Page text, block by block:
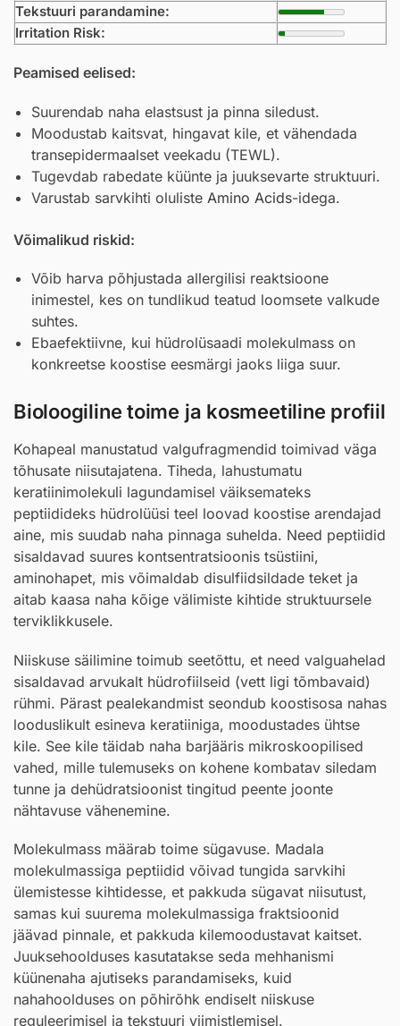
Tekstuuri parandamine:
Irritation Risk:
Peamised eelised:
Suurendab naha elastsust ja pinna siledust.
Moodustab kaitsvat, hingavat kile, et vähendada
transepidermaalset veekadu (TEWL).
Tugevdab rabedate küünte ja juuksevarte struktuuri.
Varustab sarvkihti oluliste Amino Acids-idega.
Võimalikud riskid:
Võib harva põhjustada allergilisi reaktsioone
inimestel, kes on tundlikud teatud loomsete valkude
suhtes.
Ebaefektiivne, kui hüdrolüsaadi molekulmass on
konkreetse koostise eesmärgi jaoks liiga suur.
Bioloogiline toime ja kosmeetiline profiil
Kohapeal manustatud valgufragmendid toimivad väga
tõhusate niisutajatena. Tiheda, lahustumatu
keratiinimolekuli lagundamisel väiksemateks
peptiidideks hüdrolüüsi teel loovad koostise arendajad
aine, mis suudab naha pinnaga suhelda. Need peptiidid
sisaldavad suures kontsentratsioonis tsüstiini,
aminohapet, mis võimaldab disulfiidsildade teket ja
aitab kaasa naha kõige välimiste kihtide struktuursele
terviklikkusele.
Niiskuse säilimine toimub seetõttu, et need valguahelad
sisaldavad arvukalt hüdrofiilseid (vett ligi tõmbavaid)
rühmi. Pärast pealekandmist seondub koostisosa nahas
looduslikult esineva keratiiniga, moodustades ühtse
kile. See kile täidab naha barjääris mikroskoopilised
vahed, mille tulemuseks on kohene kombatav siledam
tunne ja dehüdratsioonist tingitud peente joonte
nähtavuse vähenemine.
Molekulmass määrab toime sügavuse. Madala
molekulmassiga peptiidid võivad tungida sarvkihi
ülemistesse kihtidesse, et pakkuda sügavat niisutust,
samas kui suurema molekulmassiga fraktsioonid
jäävad pinnale, et pakkuda kilemoodustavat kaitset.
Juuksehoolduses kasutatakse seda mehhanismi
küünenaha ajutiseks parandamiseks, kuid
nahahoolduses on põhirõhk endiselt niiskuse
reguleerimisel ja tekstuuri viimistlemisel.